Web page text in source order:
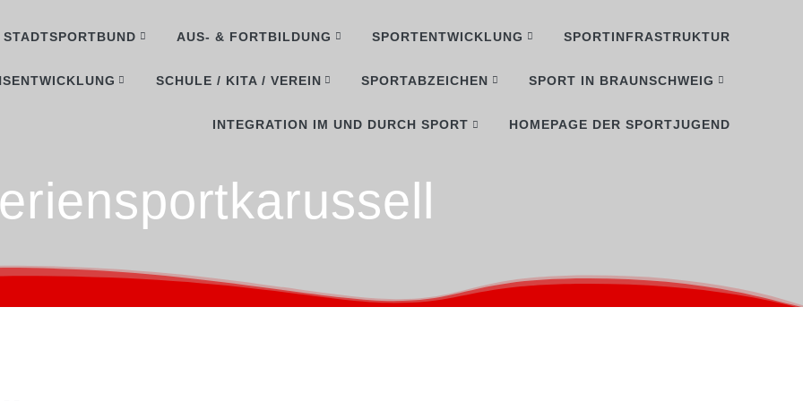
STADTSPORTBUND AUS- & FORTBILDUNG SPORTENTWICKLUNG SPORTINFRASTRUKTUR
SCHULE / KITA / VEREIN SPORTABZEICHEN SPORT IN BRAUNSCHWEIG
INTEGRATION IM UND DURCH SPORT HOMEPAGE DER SPORTJUGEND